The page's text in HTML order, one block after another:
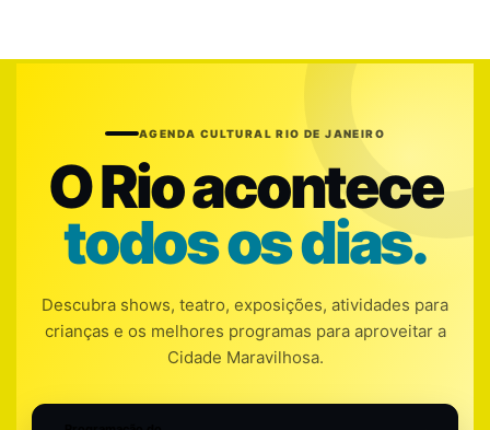
AGENDA CULTURAL RIO DE JANEIRO
O Rio acontece
todos os dias.
Descubra shows, teatro, exposições, atividades para
crianças e os melhores programas para aproveitar a
Cidade Maravilhosa.